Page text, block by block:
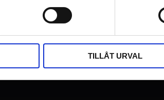
TILLÅT URVAL